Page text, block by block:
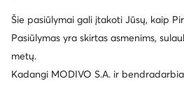
Klientų aptarnavimas
Apie mus
Šie pasiūlymai gali įtakoti Jūsų, kaip
Pasiūlymas yra skirtas asmenims,
metų.
Kadangi MODIVO S.A. ir